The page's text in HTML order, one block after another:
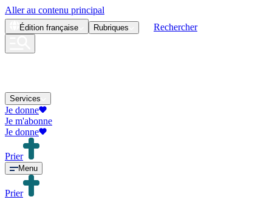
Aller au contenu principal
Édition française Rubriques Rechercher
Services
Je donne
Je m'abonne
Je donne
Prier
Menu
Prier